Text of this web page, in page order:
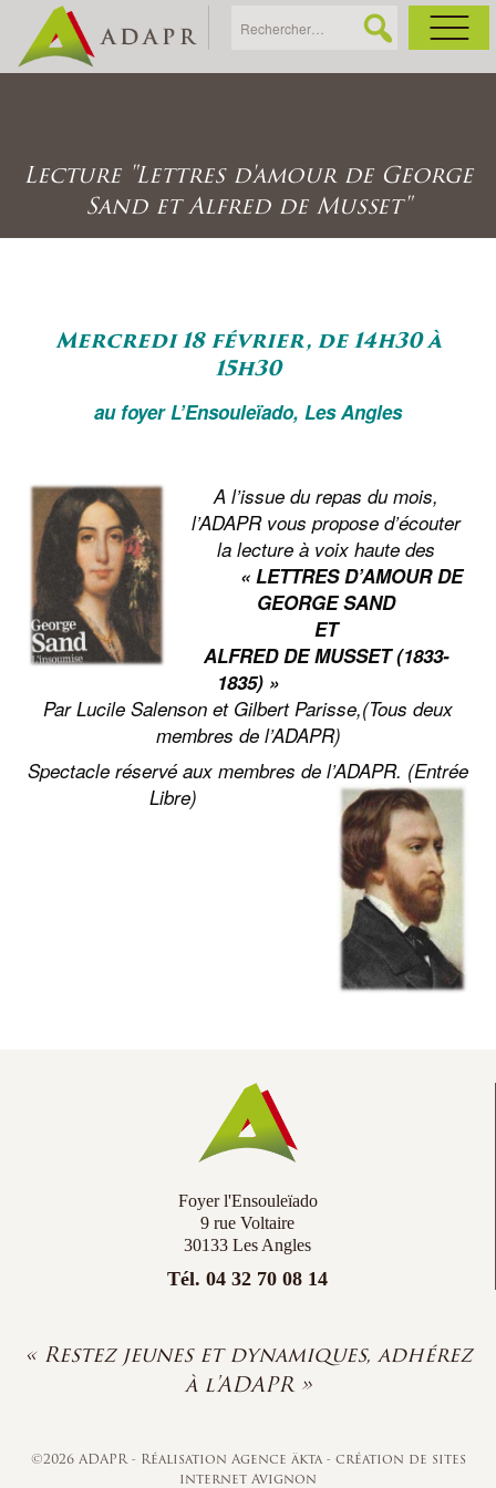
Lecture "Lettres d'amour de George
Sand et Alfred de Musset"
Mercredi 18 février, de 14h30 à
15h30
au foyer L’Ensouleïado, Les Angles
A l’issue du repas du mois,
l’ADAPR vous propose d’écouter
la lecture à voix haute des
« LETTRES D’AMOUR DE
GEORGE SAND
ET
ALFRED DE MUSSET (1833-
1835) »
Par Lucile Salenson et Gilbert Parisse,(Tous deux
membres de l’ADAPR)
Spectacle réservé aux membres de l’ADAPR. (Entrée
Libre)
Foyer l'Ensouleïado
9 rue Voltaire
30133 Les Angles
Tél. 04 32 70 08 14
« Restez jeunes et dynamiques, adhérez
à l'ADAPR »
©2026 ADAPR - Réalisation Agence äkta- création de sites
internet Avignon